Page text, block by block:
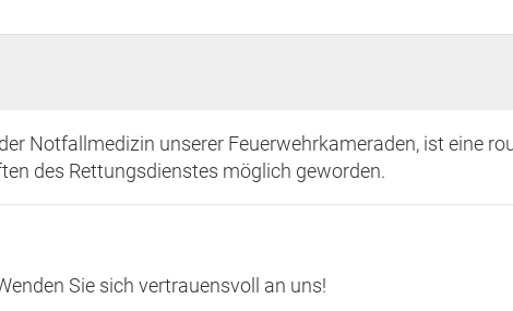
Notfallmedizin unserer Feuerwehrkameraden, ist eine
des Rettungsdienstes möglich geworden.
Sie sich vertrauensvoll an uns!